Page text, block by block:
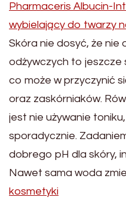
Pharmaceris Albucin-
wybielający do twarzy
Skóra nie dosyć, że nie
odżywczych to jeszcze
co może w przyczynić
oraz zaskórniaków.
jest nie używanie
sporadycznie.
dobrego pH dla skóry,
Nawet sama woda
kosmetyki